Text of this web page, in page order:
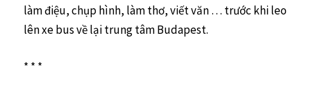
làm điệu, chụp hình, làm thơ, viết văn … trước khi leo
lên xe bus về lại trung tâm Budapest.
* * *